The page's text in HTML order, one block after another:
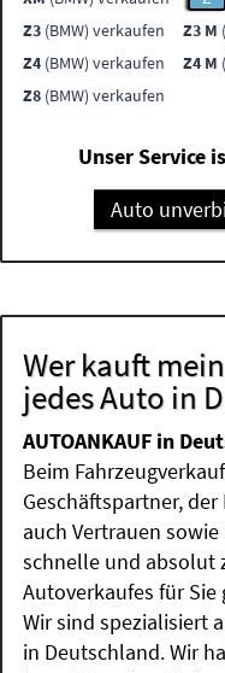
Z3 (BMW) verkaufen Z3 M
Z4 (BMW) verkaufen Z4 M
Z8 (BMW) verkaufen
Unser Service
Auto
Wer kauft
jedes Auto in
AUTOANKAUF in
Beim
Geschäftspartner,
auch Vertrauen
schnelle und absolut
Autoverkaufes für
Wir sind spezialisiert
in Deutschland. Wir